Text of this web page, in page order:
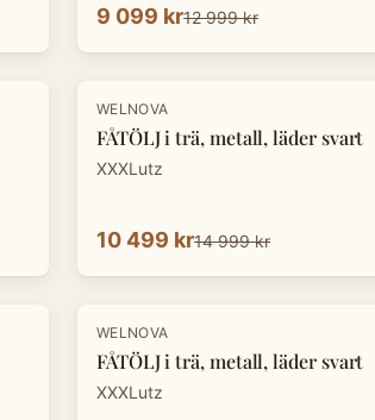
9 099 kr12 999 kr
-30 %
WELNOVA
FÅTÖLJ i trä, metall, läder svart
XXXLutz
10 499 kr14 999 kr
-30 %
WELNOVA
FÅTÖLJ i trä, metall, läder svart
XXXLutz